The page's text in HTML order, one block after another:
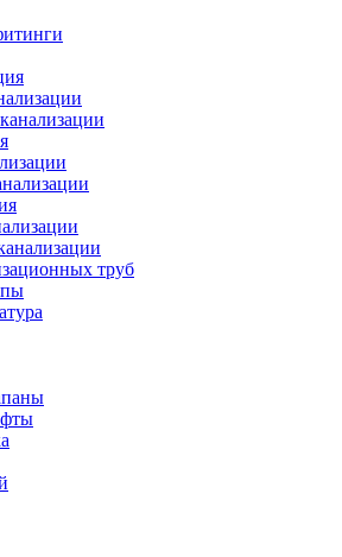
труб